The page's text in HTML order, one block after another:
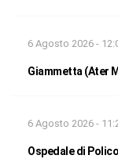
6 Agosto 2026 -
Giammetta (Ater
6 Agosto 2026 -
Ospedale di